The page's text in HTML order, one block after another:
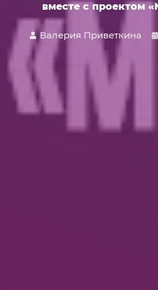
вместе с проектом
Валерия Приветкина